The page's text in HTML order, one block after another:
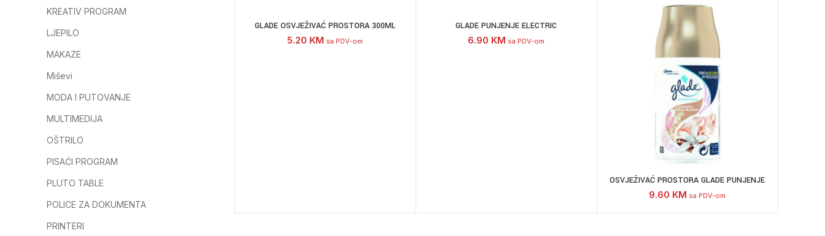
KREATIV PROGRAM
LJEPILO
MAKAZE
Miševi
MODA I PUTOVANJE
MULTIMEDIJA
OŠTRILO
PISAĆI PROGRAM
PLUTO TABLE
POLICE ZA DOKUMENTA
PRINTERI
GLADE OSVJEŽIVAĆ PROSTORA 300ML
5.20 KM sa PDV-om
GLADE PUNJENJE ELECTRIC
6.90 KM sa PDV-om
OSVJEŽIVAĆ PROSTORA GLADE PUNJENJE
9.60 KM sa PDV-om